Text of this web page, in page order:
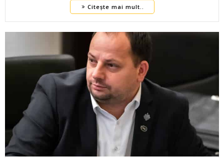
Citește mai mult..